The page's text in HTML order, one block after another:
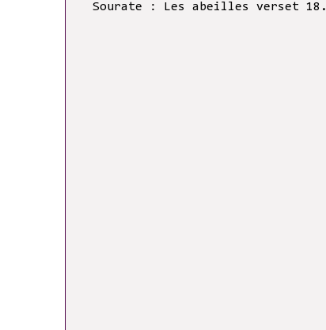
Sourate : Les abeilles verset 18.